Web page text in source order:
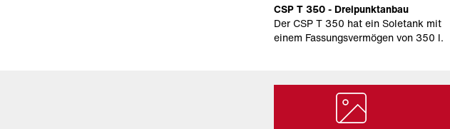
CSP T 350 - Dreipunktanbau
Der CSP T 350 hat ein Soletank mit
einem Fassungsvermögen von 350 l.